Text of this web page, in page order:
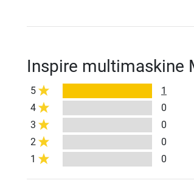
Inspire multimaskine
5
1
4
0
3
0
2
0
1
0